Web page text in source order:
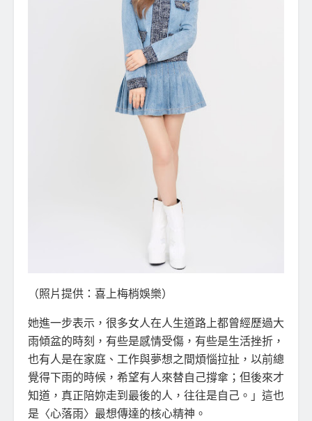
（照片提供：喜上梅梢娛樂）
她進一步表示，很多女人在人生道路上都曾經歷過大
雨傾盆的時刻，有些是感情受傷，有些是生活挫折，
也有人是在家庭、工作與夢想之間煩惱拉扯，以前總
覺得下雨的時候，希望有人來替自己撐傘；但後來才
知道，真正陪妳走到最後的人，往往是自己。」這也
是〈心落雨〉最想傳達的核心精神。